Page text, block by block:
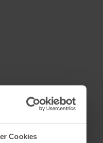
Cookies